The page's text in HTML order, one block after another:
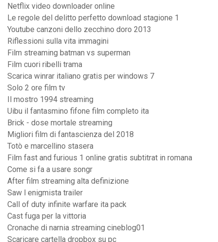
Netflix video downloader online
Le regole del delitto perfetto download stagione 1
Youtube canzoni dello zecchino doro 2013
Riflessioni sulla vita immagini
Film streaming batman vs superman
Film cuori ribelli trama
Scarica winrar italiano gratis per windows 7
Solo 2 ore film tv
Il mostro 1994 streaming
Uibu il fantasmino fifone film completo ita
Brick - dose mortale streaming
Migliori film di fantascienza del 2018
Totò e marcellino stasera
Film fast and furious 1 online gratis subtitrat in romana
Come si fa a usare songr
After film streaming alta definizione
Saw l enigmista trailer
Call of duty infinite warfare ita pack
Cast fuga per la vittoria
Cronache di narnia streaming cineblog01
Scaricare cartella dropbox su pc